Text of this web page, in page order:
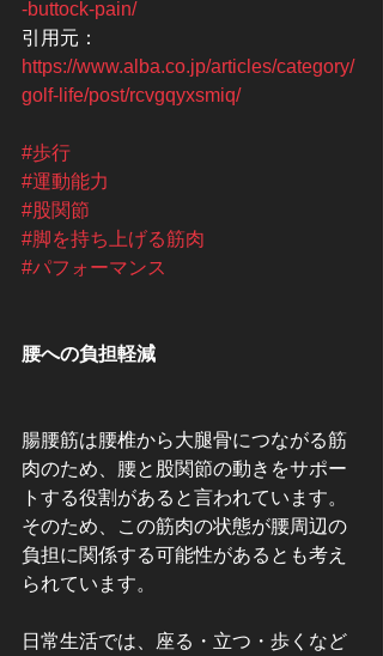
-buttock-pain/
引用元：
https://www.alba.co.jp/articles/category/
golf-life/post/rcvgqyxsmiq/
#歩行
#運動能力
#股関節
#脚を持ち上げる筋肉
#パフォーマンス
腰への負担軽減
腸腰筋は腰椎から大腿骨につながる筋
肉のため、腰と股関節の動きをサポー
トする役割があると言われています。
そのため、この筋肉の状態が腰周辺の
負担に関係する可能性があるとも考え
られています。
日常生活では、座る・立つ・歩くなど